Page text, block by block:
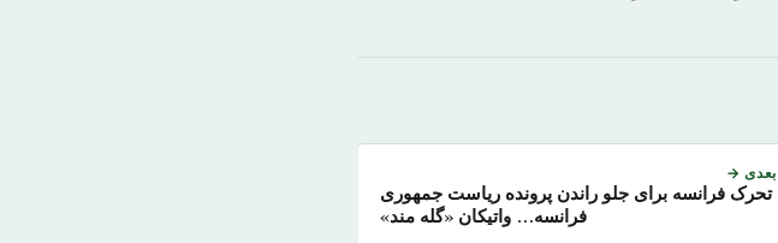
بعدی →
تحرک فرانسه برای جلو راندن پرونده ریاست جمهوری
فرانسه… واتیکان «گله مند»